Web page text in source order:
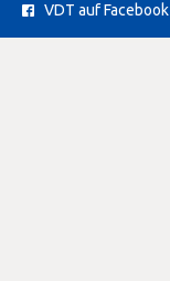
VDT auf Facebook